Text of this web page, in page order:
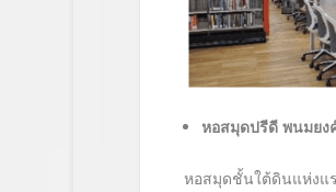
หอสมุดปรีดี พนมยง
หอสมุดชั้นใต้ดินแห่งแ